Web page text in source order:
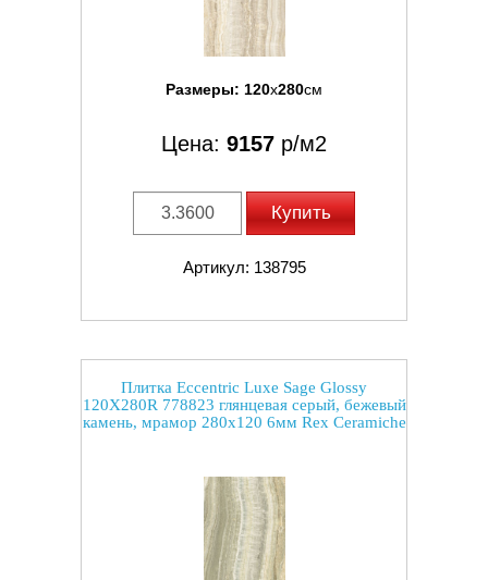
Размеры: 120x280см
Цена: 9157 р/м2
Купить
Артикул: 138795
Плитка Eccentric Luxe Sage Glossy
120X280R 778823 глянцевая серый, бежевый
камень, мрамор 280x120 6мм Rex Ceramiche